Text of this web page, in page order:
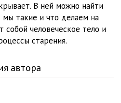
В ней можно найти
такие и что делаем на
собой человеческое тело и
старения.
автора